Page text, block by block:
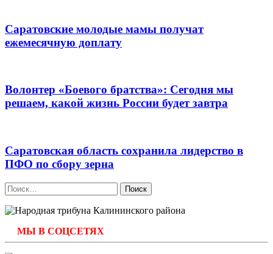
Саратовские молодые мамы получат
ежемесячную доплату
Волонтер «Боевого братства»: Сегодня мы
решаем, какой жизнь России будет завтра
Саратовская область сохранила лидерство в
ПФО по сбору зерна
Найти:
МЫ В СОЦСЕТЯХ